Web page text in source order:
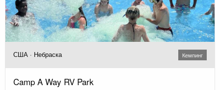
США · Небраска Кемпинг
Camp A Way RV Park